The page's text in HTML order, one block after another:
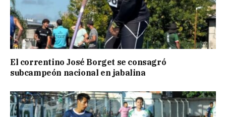
El correntino José Borget se consagró
subcampeón nacional en jabalina